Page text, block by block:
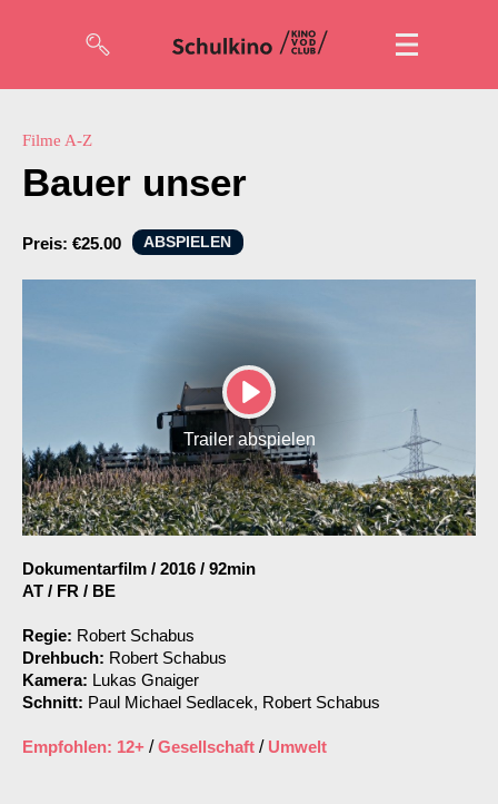
Code eingeben
So geht’s
Filme A-Z
Bauer unser
Preis: €25.00 ABSPIELEN
PLAY
Trailer abspielen
Dokumentarfilm / 2016 / 92min
AT / FR / BE
Regie: Robert Schabus
Drehbuch: Robert Schabus
Kamera: Lukas Gnaiger
Schnitt: Paul Michael Sedlacek, Robert Schabus
Empfohlen: 12+ /Gesellschaft / Umwelt